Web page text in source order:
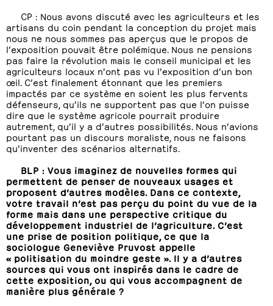
CP : Nous avons discuté avec les agriculteurs et les
artisans du coin pendant la conception du projet mais
nous ne nous sommes pas aperçus que le propos de
l’exposition pouvait être polémique. Nous ne pensions
pas faire la révolution mais le conseil municipal et les
agriculteurs locaux n’ont pas vu l’exposition d’un bon
œil. C’est finalement étonnant que les premiers
impactés par ce système en soient les plus fervents
défenseurs, qu’ils ne supportent pas que l’on puisse
dire que le système agricole pourrait produire
autrement, qu’il y a d’autres possibilités. Nous n’avions
pourtant pas un discours moraliste, nous ne faisons
qu’inventer des scénarios alternatifs.
BLP : Vous imaginez de nouvelles formes qui
permettent de penser de nouveaux usages et
proposent d’autres modèles. Dans ce contexte,
votre travail n’est pas perçu du point du vue de la
forme mais dans une perspective critique du
développement industriel de l’agriculture. C’est
une prise de position politique, ce que la
sociologue Geneviève Pruvost appelle
« politisation du moindre geste ». Il y a d’autres
sources qui vous ont inspirés dans le cadre de
cette exposition, ou qui vous accompagnent de
manière plus générale ?